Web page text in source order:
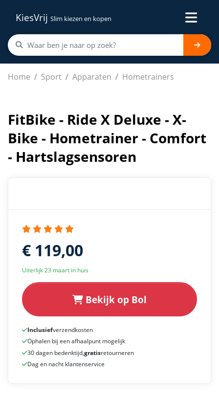
KiesVrij Slim kiezen en kopen
Home Sport Apparaten Hometrainers
FitBike - Ride X Deluxe - X-Bike - Hometrainer -
FitBike - Ride X Deluxe - X-
Bike - Hometrainer - Comfort
- Hartslagsensoren
€ 119,00
Uiterlijk 23 maart in huis
Bekijk op Bol
Inclusiefverzendkosten
Ophalen bij een afhaalpunt mogelijk
30 dagen bedenktijd,gratisretourneren
Dag en nacht klantenservice